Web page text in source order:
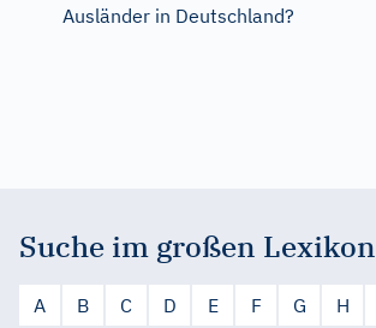
Ausländer in Deutschland?
Suche im großen Lexikon
A B C D E F G H